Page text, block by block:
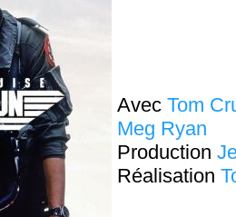
Avec Tom
Meg Ryan
Production
Réalisation